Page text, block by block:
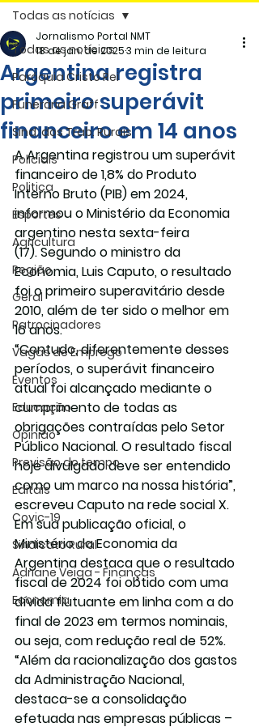
Todas as notícias
Paróquia Cristo Rei
Funerária Gräff
Sind. dos Trab. Rurais
Policiais
Politica
Esportes
Agricultura
Região
Geral
Patrocinadores
Vagas de Emprego
Eventos
Educação
Opinião
Previsão do tempo
Editais
Covic-19
Sindicato Rural
Adriane Veiga - Finanças
Economia
Todas as notícias
Argentina registra
primeiro superávit
financeiro em 14 anos
Jornalismo Portal NMT
18 de jan. de 20253 min de leitura
A Argentina registrou um superávit
financeiro de 1,8% do Produto
Interno Bruto (PIB) em 2024,
informou o Ministério da Economia
argentino nesta sexta-feira
(17). Segundo o ministro da
Economia, Luis Caputo, o resultado
foi o primeiro superavitário desde
2010, além de ter sido o melhor em
16 anos.
“Contudo, diferentemente desses
períodos, o superávit financeiro
atual foi alcançado mediante o
cumprimento de todas as
obrigações contraídas pelo Setor
Público Nacional. O resultado fiscal
hoje divulgado deve ser entendido
como um marco na nossa história”,
escreveu Caputo na rede social X.
Em sua publicação oficial, o
Ministério da Economia da
Argentina destaca que o resultado
fiscal de 2024 foi obtido com uma
dívida flutuante em linha com a do
final de 2023 em termos nominais,
ou seja, com redução real de 52%.
“Além da racionalização dos gastos
da Administração Nacional,
destaca-se a consolidação
efetuada nas empresas públicas –